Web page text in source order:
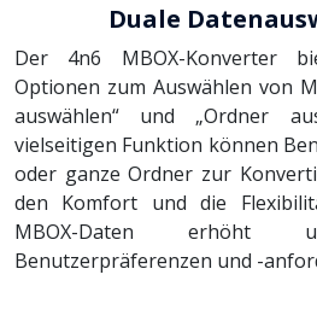
Duale
Der 4n6 MBOX-Konverter
Optionen zum Auswählen von
auswählen“ und „Ordner
vielseitigen Funktion können
oder ganze Ordner zur
den Komfort und die
MBOX-Daten erhöht
Benutzerpräferenzen und -